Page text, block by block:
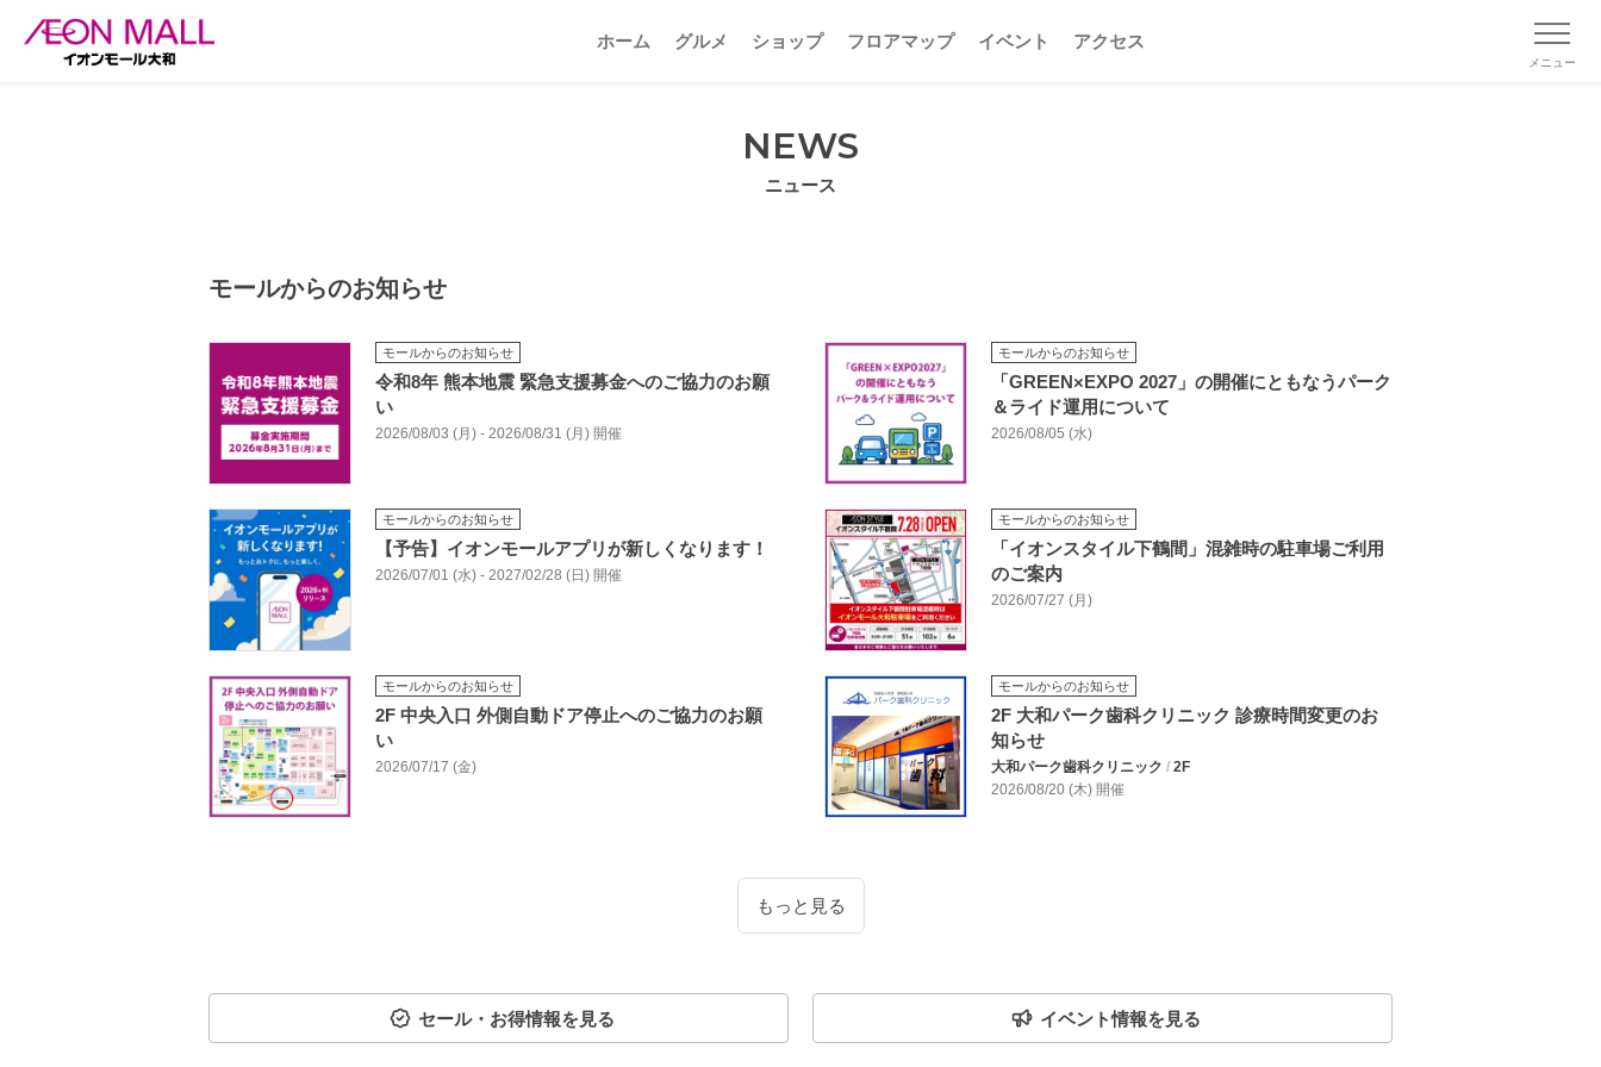
ホーム グルメ ショップ フロアマップ イベント アクセス
メニュー
NEWS
ニュース
モールからのお知らせ
モールからのお知らせ
令和8年 熊本地震 緊急支援募金へのご協力のお願
い
2026/08/03 (月) - 2026/08/31 (月) 開催
モールからのお知らせ
「GREEN×EXPO 2027」の開催にともなうパーク
＆ライド運用について
2026/08/05 (水)
モールからのお知らせ
【予告】イオンモールアプリが新しくなります！
2026/07/01 (水) - 2027/02/28 (日) 開催
モールからのお知らせ
「イオンスタイル下鶴間」混雑時の駐車場ご利用
のご案内
2026/07/27 (月)
モールからのお知らせ
2F 中央入口 外側自動ドア停止へのご協力のお願
い
2026/07/17 (金)
モールからのお知らせ
2F 大和パーク歯科クリニック 診療時間変更のお
知らせ
大和パーク歯科クリニック / 2F
2026/08/20 (木) 開催
もっと見る
セール・お得情報を見る イベント情報を見る